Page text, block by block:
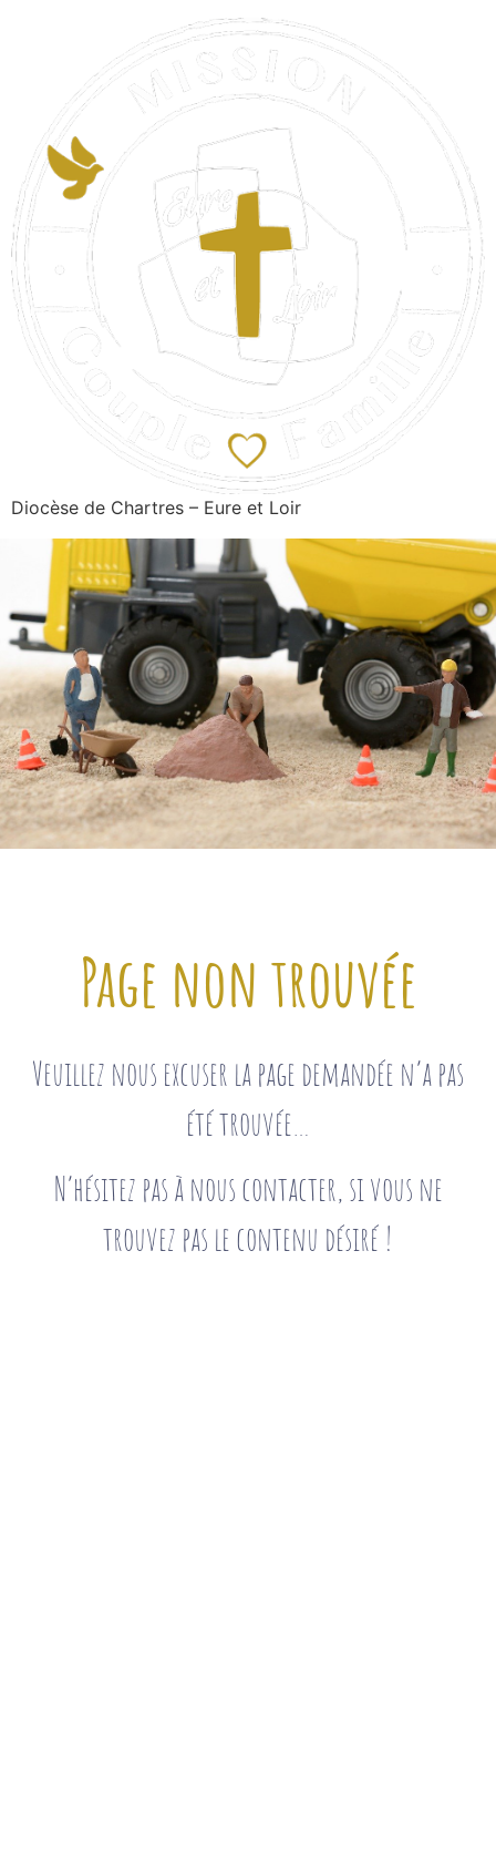
Diocèse de Chartres – Eure et Loir
Page non trouvée
Veuillez nous excuser la page demandée n’a pas
été trouvée…
N’hésitez pas à nous contacter, si vous ne
trouvez pas le contenu désiré !